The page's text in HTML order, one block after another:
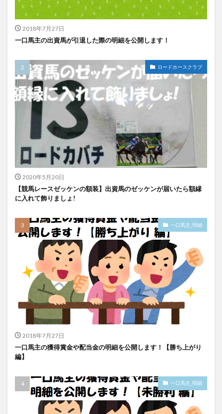
2018年7月27日
一口馬主の出資馬が引退した際の明細を公開します！
ロードホースクラブ
2020年5月20日
【競馬レースゼッケンの額装】出資馬のゼッケンが届いたら額縁
に入れて飾りましょ!
一口馬主_明細
2018年7月27日
一口馬主の獲得賞金や配当金の明細を公開します！【勝ち上がり
編】
一口馬主_明細